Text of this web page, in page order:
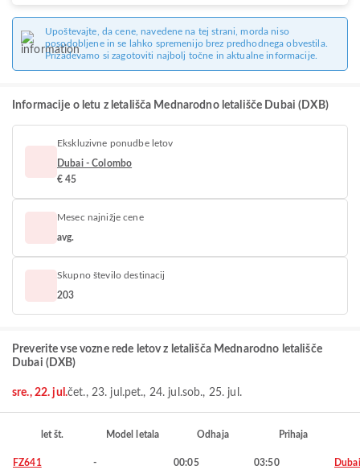
Upoštevajte, da cene, navedene na tej strani, morda niso
posodobljene in se lahko spremenijo brez predhodnega obvestila.
Prizadevamo si zagotoviti najbolj točne in aktualne informacije.
Informacije o letu z letališča Mednarodno letališče Dubai (DXB)
Ekskluzivne ponudbe letov
Dubai - Colombo
€ 45
Mesec najnižje cene
avg.
Skupno število destinacij
203
Preverite vse vozne rede letov z letališča Mednarodno letališče
Dubai (DXB)
sre., 22. jul.čet., 23. jul.pet., 24. jul.sob., 25. jul.
let št. Model letala Odhaja Prihaja
FZ641 - 00:05 03:50 Dubai